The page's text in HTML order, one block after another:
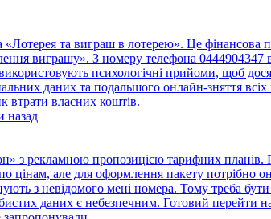
та виграш в лотерею». Це фінансова
виграшу». З номеру телефона 0444904347
психологічні прийоми, щоб
даних та подальшого онлайн-зняття
втрати власних коштів.
назад
з рекламною пропозицією тарифних планів.
по цінам, але для оформлення пакету
з невідомого мені номера. Тому треба
даних є небезпечним. Готовий перейти